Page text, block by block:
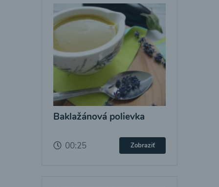
Baklažánová polievka
00:25 Zobraziť